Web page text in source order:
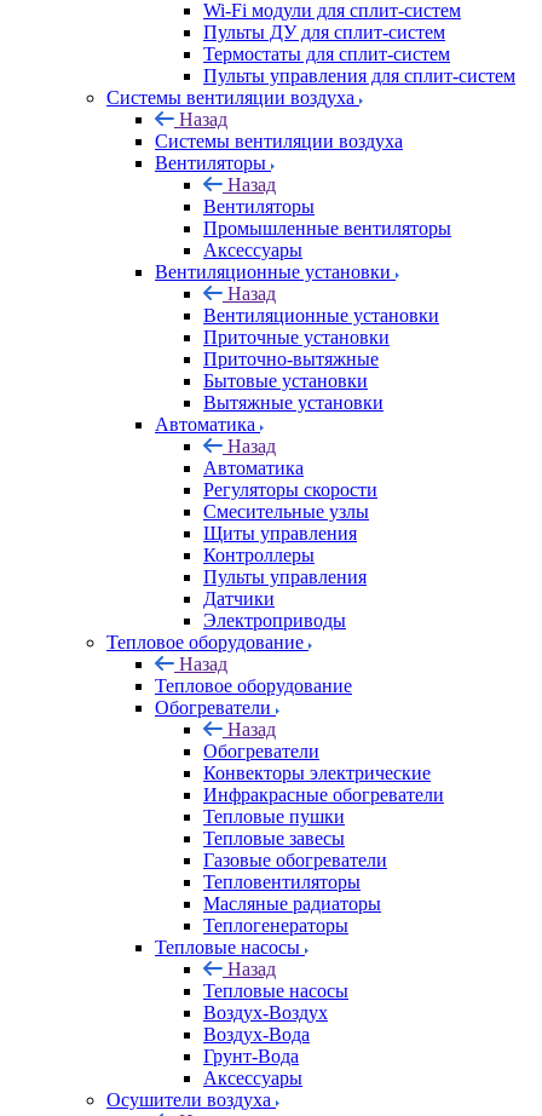
Wi-Fi модули для сплит-систем
Пульты ДУ для сплит-систем
Термостаты для сплит-систем
Пульты управления для сплит-систем
Системы вентиляции воздуха
Назад
Системы вентиляции воздуха
Вентиляторы
Назад
Вентиляторы
Промышленные вентиляторы
Аксессуары
Вентиляционные установки
Назад
Вентиляционные установки
Приточные установки
Приточно-вытяжные
Бытовые установки
Вытяжные установки
Автоматика
Назад
Автоматика
Регуляторы скорости
Смесительные узлы
Щиты управления
Контроллеры
Пульты управления
Датчики
Электроприводы
Тепловое оборудование
Назад
Тепловое оборудование
Обогреватели
Назад
Обогреватели
Конвекторы электрические
Инфракрасные обогреватели
Тепловые пушки
Тепловые завесы
Газовые обогреватели
Тепловентиляторы
Масляные радиаторы
Теплогенераторы
Тепловые насосы
Назад
Тепловые насосы
Воздух-Воздух
Воздух-Вода
Грунт-Вода
Аксессуары
Осушители воздуха